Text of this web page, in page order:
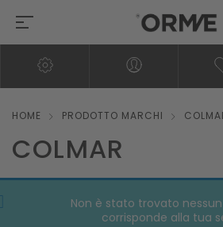
HOME PRODOTTO MARCHI
COLMAR
Non è stato trovato
corrisponde alla tua